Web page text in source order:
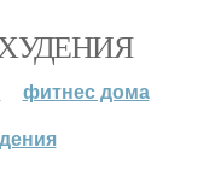
фитнес дома